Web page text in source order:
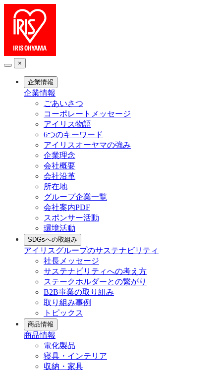
×
企業情報
企業情報
ごあいさつ
コーポレートメッセージ
アイリス物語
6つのキーワード
アイリスオーヤマの強み
企業理念
会社概要
会社沿革
所在地
グループ企業一覧
会社案内PDF
スポンサー活動
環境活動
SDGsへの取組み
アイリスグループのサステナビリティ
社長メッセージ
サステナビリティへの考え方
ステークホルダーとの繋がり
B2B事業の取り組み
取り組み事例
トピックス
商品情報
商品情報
電化製品
寝具・インテリア
収納・家具